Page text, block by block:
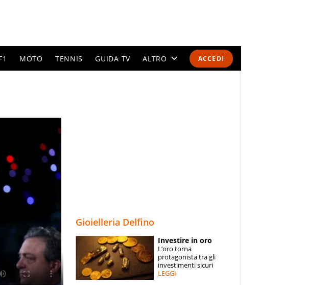
ACCEDI
MOTO TENNIS GUIDA TV ALTRO
SPECIALI
ESPERTI
Gioielleria Delfino
Investire in oro
L’oro torna
protagonista tra gli
investimenti sicuri
LEGGI